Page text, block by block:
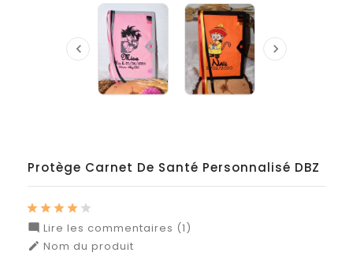
 
Protège Carnet De Santé Personnalisé DBZ
 Lire les commentaires (1)
 Nom du produit